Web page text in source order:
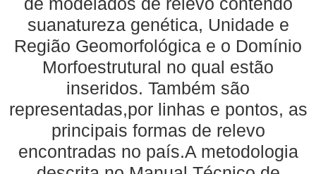
suanatureza genética, Unidade e
Região Geomorfológica e o Domínio
Morfoestrutural no qual estão
inseridos. Também são
representadas,por linhas e pontos, as
principais formas de relevo
encontradas no país.A metodologia